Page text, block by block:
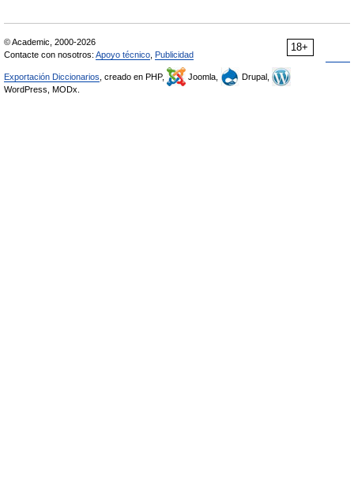
18+
© Academic, 2000-2026
Contacte con nosotros: Apoyo técnico Publicidad
Exportación Diccionarios , creado en PHP, Joomla,
Drupal,
WordPress, MODx.